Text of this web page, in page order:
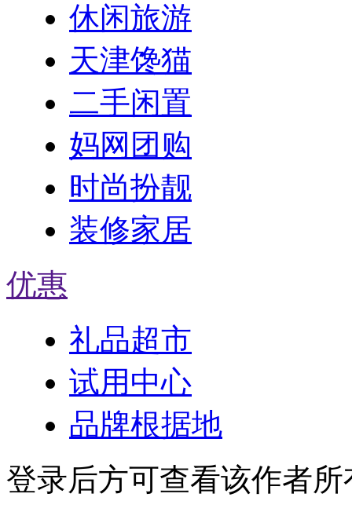
休闲旅游
天津馋猫
二手闲置
妈网团购
时尚扮靓
装修家居
优惠
礼品超市
试用中心
品牌根据地
登录后方可查看该作者所